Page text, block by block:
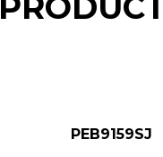
PEB9159SJ